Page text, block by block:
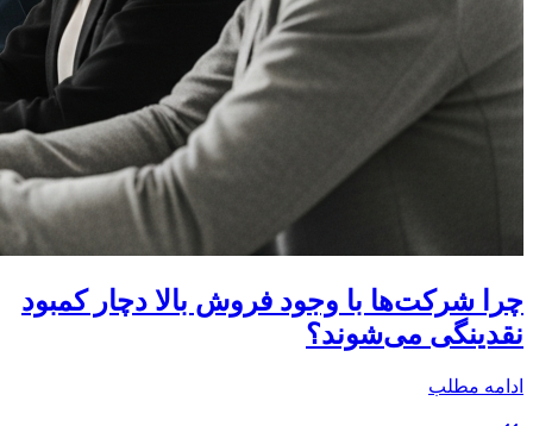
چرا شرکت‌ها با وجود فروش بالا دچار کمبود
نقدینگی می‌شوند؟
ادامه مطلب